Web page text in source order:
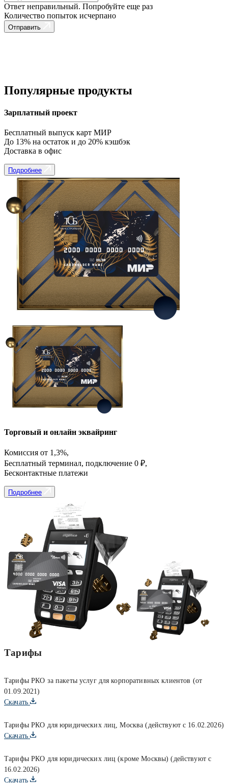
Ответ неправильный. Попробуйте еще раз
Количество попыток исчерпано
Отправить
Популярные продукты
Зарплатный проект
Бесплатный выпуск карт МИР
До 13% на остаток и до 20% кэшбэк
Доставка в офис
Подробнее
Торговый и онлайн эквайринг
Комиссия от 1,3%,
Бесплатный терминал, подключение 0 ₽,
Бесконтактные платежи
Подробнее
Тарифы
Тарифы РКО за пакеты услуг для корпоративных клиентов (от
01.09.2021)
Скачать
Тарифы РКО для юридических лиц, Москва (действуют с 16.02.2026)
Скачать
Тарифы РКО для юридических лиц (кроме Москвы) (действуют с
16.02.2026)
Скачать